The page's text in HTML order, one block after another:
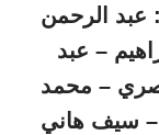
عبد الرحمن
– عبد
– محمد
سيف هاني